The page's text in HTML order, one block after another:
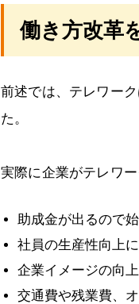
働き方改革
前述では、テレワー
た。
実際に企業がテレワ
助成金が出るので
社員の生産性向上
企業イメージの向
交通費や残業費、